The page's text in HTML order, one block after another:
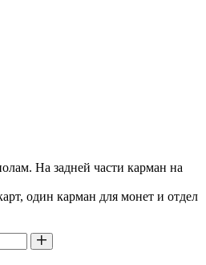
На задней части карман на
один карман для монет и отдел